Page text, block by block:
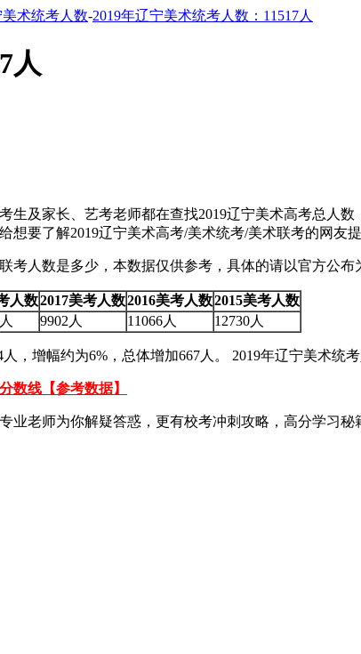
术统考人数-2019年辽宁美术统考人数：11517人
人
及家长、艺考老师都在查找2019辽宁美术高考总人
要了解2019辽宁美术高考/美术统考/美术联考的网友
人数是多少，本数据仅供参考，具体的请以官方公布
人数2017美考人数2016美考人数2015美考人数
9902人 11066人 12730人
，增幅约为6%，总体增加667人。 2019年辽宁美术统考
数线【参考数据】
专业老师为你解疑答惑，更有校考冲刺攻略，高分学习秘